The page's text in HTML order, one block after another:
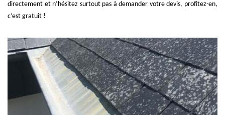
directement et n’hésitez surtout pas à demander votre devis, profitez-en,
c’est gratuit !